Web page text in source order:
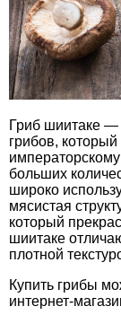
Гриб шиитаке —
грибов,
больших
широко
мясистая
который
шиитаке
плотной
Купить грибы
интернет-